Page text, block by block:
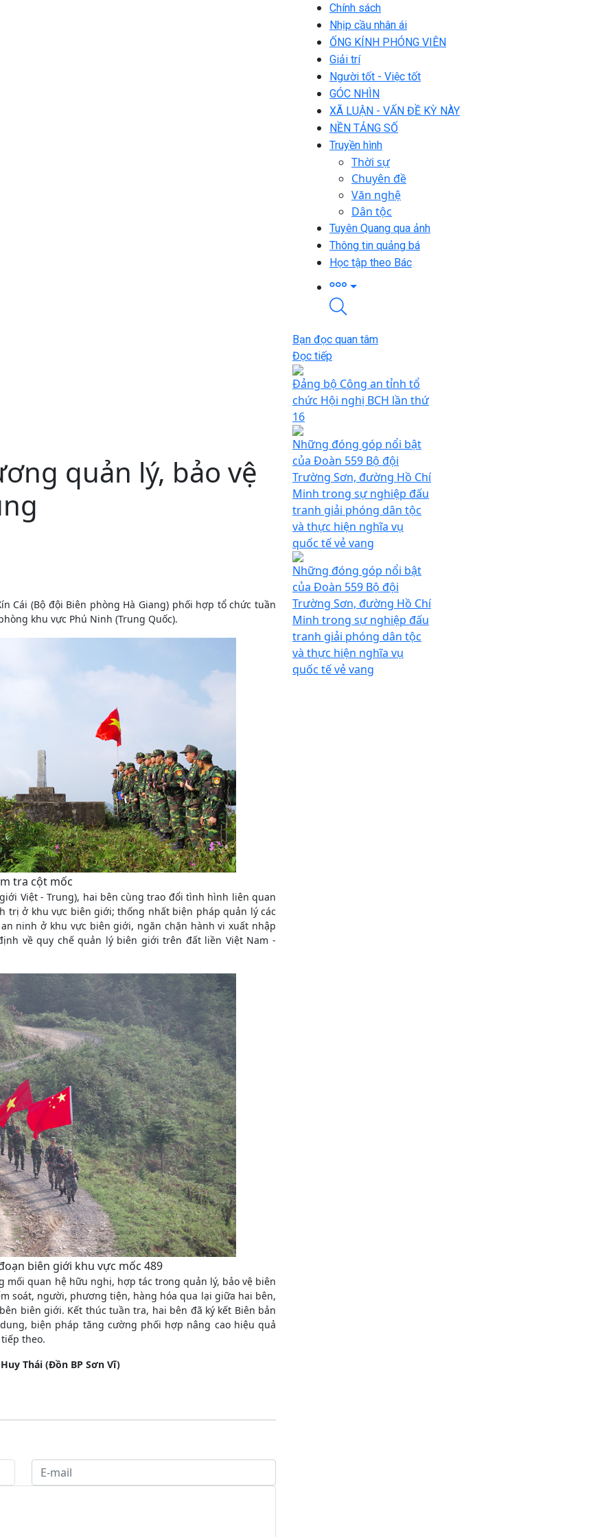
Chính sách
Nhịp cầu nhân ái
ỐNG KÍNH PHÓNG VIÊN
Giải trí
Người tốt - Việc tốt
GÓC NHÌN
XÃ LUẬN - VẤN ĐỀ KỲ NÀY
NỀN TẢNG SỐ
Truyền hình
Thời sự
Chuyên đề
Văn nghệ
Dân tộc
Tuyên Quang qua ảnh
Thông tin quảng bá
Học tập theo Bác
quản lý, bảo vệ
Cái (Bộ đội Biên phòng Hà Giang) phối hợp tổ chức tuần
khu vực Phú Ninh (Trung Quốc).
tra cột mốc
Việt - Trung), hai bên cùng trao đổi tình hình liên quan
trị ở khu vực biên giới; thống nhất biện pháp quản lý các
ninh ở khu vực biên giới, ngăn chặn hành vi xuất nhập
về quy chế quản lý biên giới trên đất liền Việt Nam -
biên giới khu vực mốc 489
quan hệ hữu nghị, hợp tác trong quản lý, bảo vệ biên
soát, người, phương tiện, hàng hóa qua lại giữa hai bên,
biên giới. Kết thúc tuần tra, hai bên đã ký kết Biên bản
biện pháp tăng cường phối hợp nâng cao hiệu quả
theo.
Huy Thái (Đồn BP Sơn Vĩ)
Bạn đọc quan tâm
Đọc tiếp
Đảng bộ Công an tỉnh tổ
chức Hội nghị BCH lần thứ
16
Những đóng góp nổi bật
của Đoàn 559 Bộ đội
Trường Sơn, đường Hồ Chí
Minh trong sự nghiệp đấu
tranh giải phóng dân tộc
và thực hiện nghĩa vụ
quốc tế vẻ vang
Những đóng góp nổi bật
của Đoàn 559 Bộ đội
Trường Sơn, đường Hồ Chí
Minh trong sự nghiệp đấu
tranh giải phóng dân tộc
và thực hiện nghĩa vụ
quốc tế vẻ vang